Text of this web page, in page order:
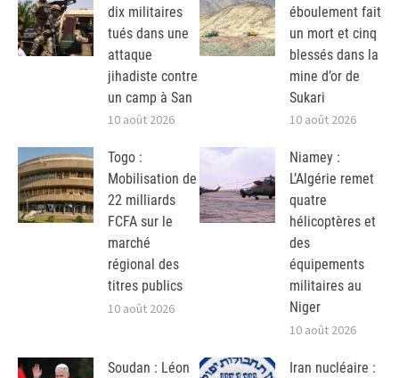
dix militaires
tués dans une
attaque
jihadiste contre
un camp à San
10 août 2026
éboulement fait
un mort et cinq
blessés dans la
mine d’or de
Sukari
10 août 2026
Togo :
Mobilisation de
22 milliards
FCFA sur le
marché
régional des
titres publics
10 août 2026
Niamey :
L’Algérie remet
quatre
hélicoptères et
des
équipements
militaires au
Niger
10 août 2026
Soudan : Léon
Iran nucléaire :